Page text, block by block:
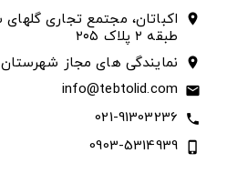
location_on
اکباتان، مجتمع تجاری گلهای
طبقه ۲ پلاک ۲۰۵
location_on نمایندگی های مجاز شهرستان
email
info@tebtolid.com
call
021-91303236
phone_iphone
0903-5314939